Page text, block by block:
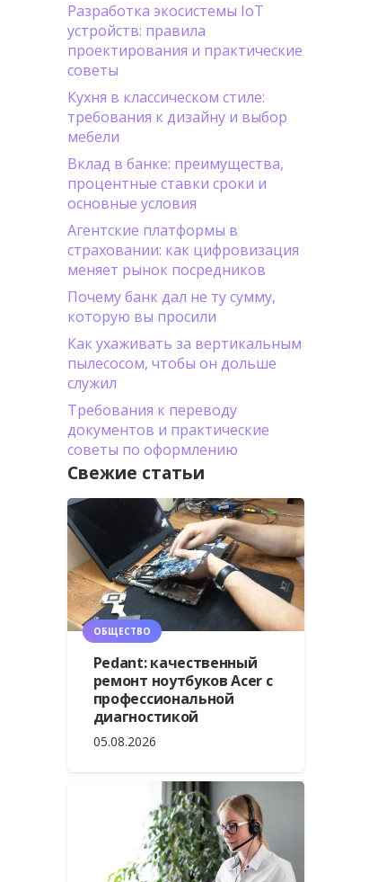
Разработка экосистемы IoT
устройств: правила
проектирования и практические
советы
Кухня в классическом стиле:
требования к дизайну и выбор
мебели
Вклад в банке: преимущества,
процентные ставки сроки и
основные условия
Агентские платформы в
страховании: как цифровизация
меняет рынок посредников
Почему банк дал не ту сумму,
которую вы просили
Как ухаживать за вертикальным
пылесосом, чтобы он дольше
служил
Требования к переводу
документов и практические
советы по оформлению
Свежие статьи
ОБЩЕСТВО
Pedant: качественный
ремонт ноутбуков Acer с
профессиональной
диагностикой
05.08.2026